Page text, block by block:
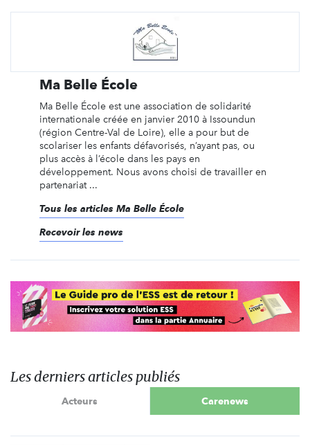
Ma Belle École
Ma Belle École est une association de solidarité
internationale créée en janvier 2010 à Issoundun
(région Centre-Val de Loire), elle a pour but de
scolariser les enfants défavorisés, n’ayant pas, ou
plus accès à l’école dans les pays en
développement. Nous avons choisi de travailler en
partenariat ...
Tous les articles Ma Belle École
Recevoir les news
Les derniers articles publiés
Acteurs Carenews